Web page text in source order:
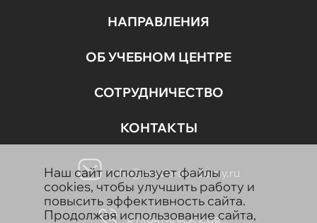
НАПРАВЛЕНИЯ
ОБ УЧЕБНОМ ЦЕНТРЕ
СОТРУДНИЧЕСТВО
КОНТАКТЫ
info@aravia-academy.ru
Наш сайт использует файлы
cookies, чтобы улучшить работу и
повысить эффективность сайта.
Продолжая использование сайта,